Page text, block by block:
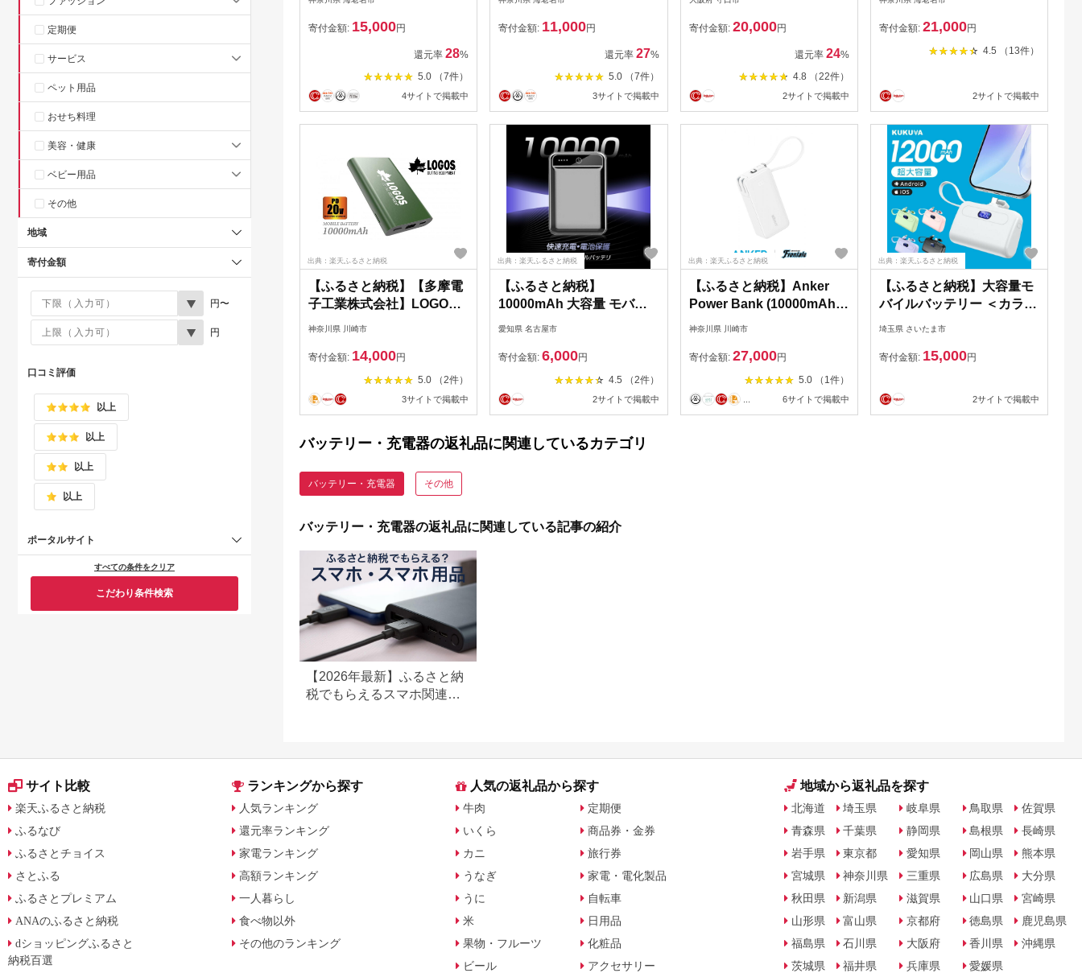
定期便
サービス
ペット用品
おせち料理
美容・健康
ベビー用品
その他
地域
寄付金額
円〜
円
口コミ評価
以上
以上
以上
以上
ポータルサイト
すべての条件をクリア
こだわり条件検索
最大63W AC充電器 かしこ
ACPD65WU1）シェルピン
ク【 神奈川県 海老名市 】
寄付金額: 15,000円
還元率28%
5.0 （7件）
4サイトで掲載中
USB-C入出力 USB-A出力
PSE認証済 スマホ約1～1.5
回分充電 2年保証（MOT-
MB5001-EC）ペールアイ
リス【 神奈川県 海老名市
寄付金額: 11,000円
還元率 27%
5.0 （7件）
3サイトで掲載中
イト｜合計30W3ポート 同
時充電 薄型 タイプC タイ
プA スマホ ノートPC 充電
器 iPhone Android iPad
Galaxy コンパクト 持ち運
寄付金額: 20,000円
還元率 24%
4.8 （22件）
2サイトで掲載中
寄付金額: 21,000円
4.5 （13件）
2サイトで掲載中
出典：楽天ふるさと納税
【ふるさと納税】【多摩電
子工業株式会社】LOGOS
モバイルバッテリー
LG-LP124【カラー選択
可】 | 家電 製品 人気 おす
すめ 送料無料
神奈川県 川崎市
寄付金額: 14,000円
5.0 （2件）
3サイトで掲載中
出典：楽天ふるさと納税
【ふるさと納税】
10000mAh 大容量 モバイ
ルバッテリー 急速充電 防
小型 軽量 USB2ポート 2台
同時充電可能 LED液晶画面
残量表示 携帯充電器
iphoneX 【PL保険加入済
愛知県 名古屋市
寄付金額:6,000円
4.5 （2件）
2サイトで掲載中
出典：楽天ふるさと納税
【ふるさと納税】Anker
Power Bank (10000mAh,
Fusion, Built-In USB-C ケ
モデル | 生活家電 日用品 人
気 おすすめ 送料無料
神奈川県 川崎市
寄付金額: 27,000円
5.0 （1件）
6サイトで掲載中
出典：楽天ふるさと納税
【ふるさと納税】大容量モ
バイルバッテリー ＜カラー
選択可＞ | 生活家電 日用品
埼玉県 さいたま市
寄付金額: 15,000円
2サイトで掲載中
バッテリー・充電器の返礼品に関連しているカテゴリ
バッテリー・充電器 その他
バッテリー・充電器の返礼品に関連している記事の紹介
【2026年最新】ふるさと納
税でもらえるスマホ関連お
サイト比較
楽天ふるさと納税
ふるなび
ふるさとチョイス
さとふる
ふるさとプレミアム
ANAのふるさと納税
dショッピングふるさと
納税百選
ランキングから探す
人気ランキング
還元率ランキング
家電ランキング
高額ランキング
一人暮らし
食べ物以外
その他のランキング
人気の返礼品から探す
牛肉
いくら
カニ
うなぎ
うに
米
果物・フルーツ
ビール
定期便
商品券・金券
旅行券
家電・電化製品
自転車
日用品
化粧品
アクセサリー
地域から返礼品を探す
北海道
青森県
岩手県
宮城県
秋田県
山形県
福島県
茨城県
埼玉県
千葉県
東京都
神奈川県
新潟県
富山県
石川県
福井県
岐阜県
静岡県
愛知県
三重県
滋賀県
京都府
大阪府
兵庫県
鳥取県
島根県
岡山県
広島県
山口県
徳島県
香川県
愛媛県
佐賀県
長崎県
熊本県
大分県
宮崎県
鹿児島県
沖縄県